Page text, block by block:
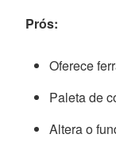
Prós:
Oferece
Paleta de
Altera o